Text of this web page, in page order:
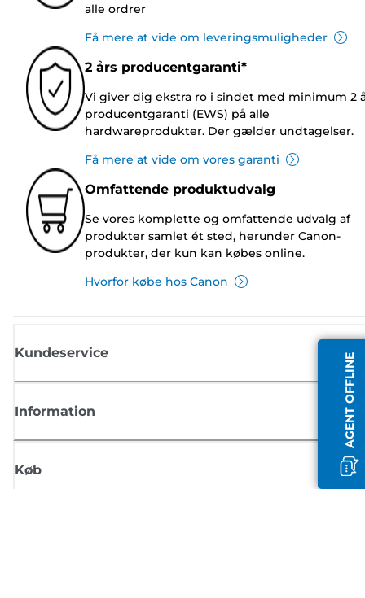
AGENT OFFLINE
alle ordrer
Få mere at vide om leveringsmuligheder
2 års producentgaranti*
Vi giver dig ekstra ro i sindet med minimum 2
producentgaranti (EWS) på alle
hardwareprodukter. Der gælder undtagelser.
Få mere at vide om vores garanti
Omfattende produktudvalg
Se vores komplette og omfattende udvalg af
produkter samlet ét sted, herunder Canon-
produkter, der kun kan købes online.
Hvorfor købe hos Canon
Kundeservice
Information
Køb